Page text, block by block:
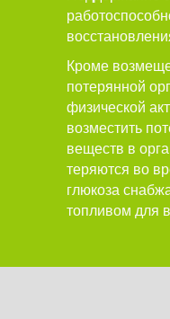
Кроме
потерянной
физической
возместить
веществ в
теряются во
глюкоза
топливом для